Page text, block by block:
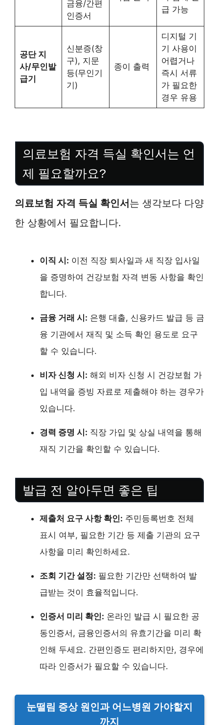
금융/간편
인증서
급 가능
공단 지
사/무인발
급기
신분증(창
구), 지문
등(무인기
기)
종이 출력
디지털 기
기 사용이
어렵거나
즉시 서류
가 필요한
경우 유용
의료보험 자격 득실 확인서는 언
제 필요할까요?
의료보험 자격 득실 확인서는 생각보다 다양
한 상황에서 필요합니다.
이직 시: 이전 직장 퇴사일과 새 직장 입사일
을 증명하여 건강보험 자격 변동 사항을 확인
합니다.
금융 거래 시: 은행 대출, 신용카드 발급 등 금
융 기관에서 재직 및 소득 확인 용도로 요구
할 수 있습니다.
비자 신청 시: 해외 비자 신청 시 건강보험 가
입 내역을 증빙 자료로 제출해야 하는 경우가
있습니다.
경력 증명 시: 직장 가입 및 상실 내역을 통해
재직 기간을 확인할 수 있습니다.
발급 전 알아두면 좋은 팁
제출처 요구 사항 확인: 주민등록번호 전체
표시 여부, 필요한 기간 등 제출 기관의 요구
사항을 미리 확인하세요.
조회 기간 설정: 필요한 기간만 선택하여 발
급받는 것이 효율적입니다.
인증서 미리 확인: 온라인 발급 시 필요한 공
동인증서, 금융인증서의 유효기간을 미리 확
인해 두세요. 간편인증도 편리하지만, 경우에
따라 인증서가 필요할 수 있습니다.
눈떨림 증상 원인과 어느병원 가야할지
까지